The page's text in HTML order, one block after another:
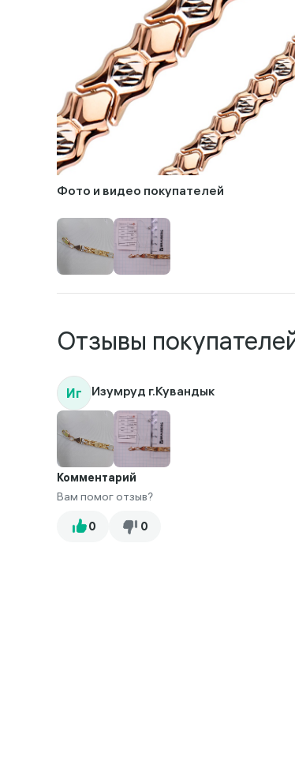
Фото и видео покупателей
Отзывы
Иг Изумруд г.Кувандык
Комментарий
Вам помог отзыв?